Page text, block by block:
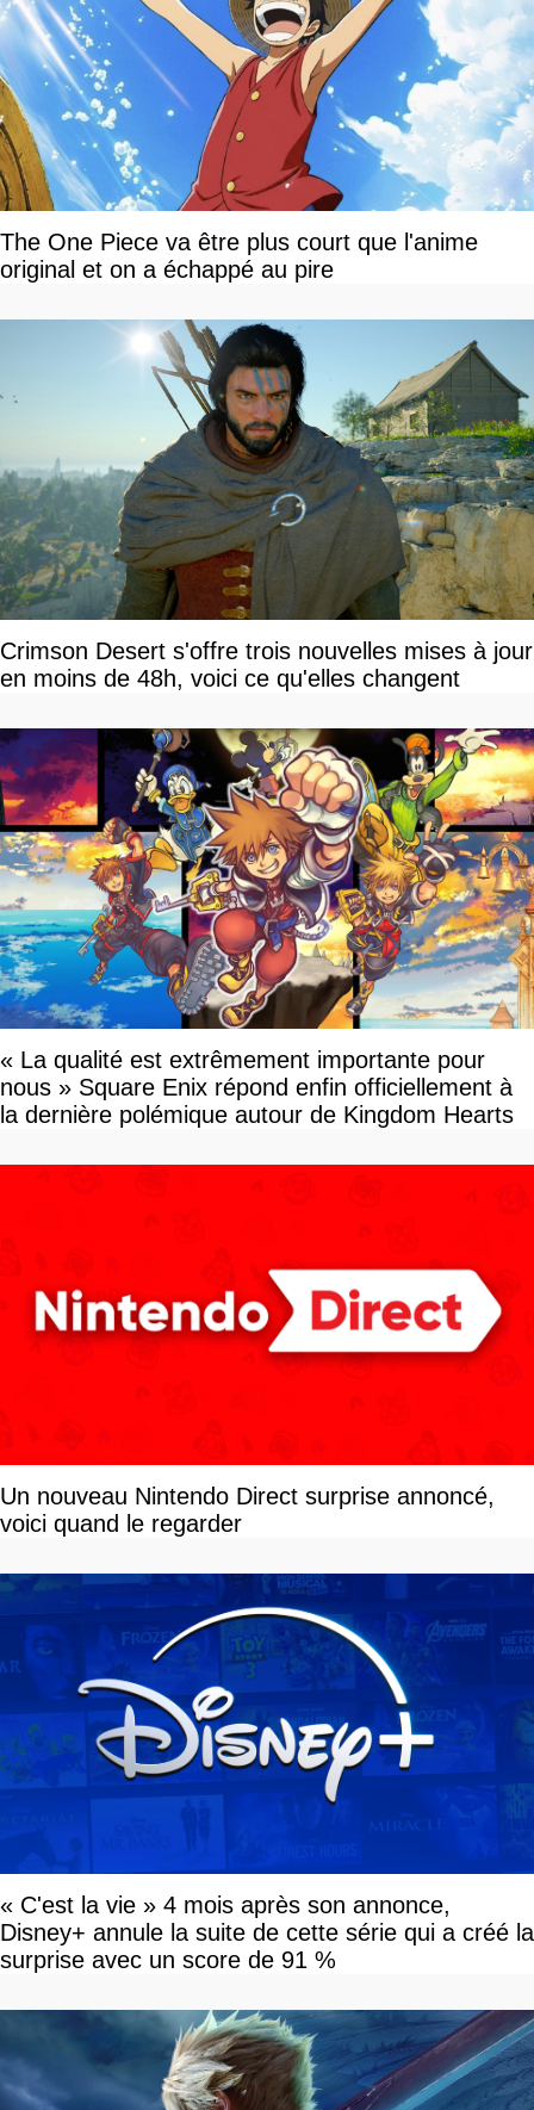
The One Piece va être plus court que l'anime
original et on a échappé au pire
Crimson Desert s'offre trois nouvelles mises à jour
en moins de 48h, voici ce qu'elles changent
« La qualité est extrêmement importante pour
nous » Square Enix répond enfin officiellement à
la dernière polémique autour de Kingdom Hearts
Un nouveau Nintendo Direct surprise annoncé,
voici quand le regarder
« C'est la vie » 4 mois après son annonce,
Disney+ annule la suite de cette série qui a créé la
surprise avec un score de 91 %